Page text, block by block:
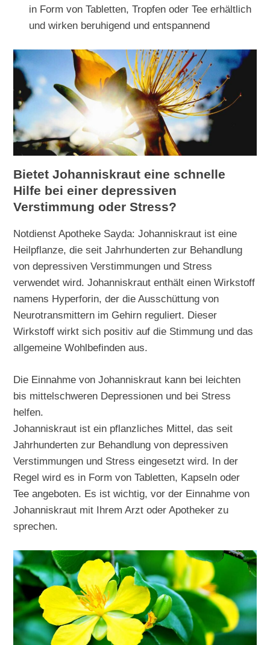
in Form von Tabletten, Tropfen oder Tee erhältlich
und wirken beruhigend und entspannend
Bietet Johanniskraut eine schnelle
Hilfe bei einer depressiven
Verstimmung oder Stress?
Notdienst Apotheke Sayda: Johanniskraut ist eine
Heilpflanze, die seit Jahrhunderten zur Behandlung
von depressiven Verstimmungen und Stress
verwendet wird. Johanniskraut enthält einen Wirkstoff
namens Hyperforin, der die Ausschüttung von
Neurotransmittern im Gehirn reguliert. Dieser
Wirkstoff wirkt sich positiv auf die Stimmung und das
allgemeine Wohlbefinden aus.
Die Einnahme von Johanniskraut kann bei leichten
bis mittelschweren Depressionen und bei Stress
helfen.
Johanniskraut ist ein pflanzliches Mittel, das seit
Jahrhunderten zur Behandlung von depressiven
Verstimmungen und Stress eingesetzt wird. In der
Regel wird es in Form von Tabletten, Kapseln oder
Tee angeboten. Es ist wichtig, vor der Einnahme von
Johanniskraut mit Ihrem Arzt oder Apotheker zu
sprechen.